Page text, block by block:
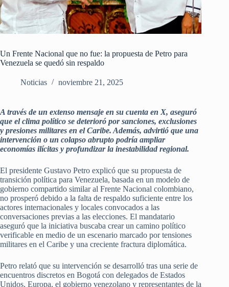
Un Frente Nacional que no fue: la propuesta de Petro para
Venezuela se quedó sin respaldo
Noticias noviembre 21, 2025
A través de un extenso mensaje en su cuenta en X, aseguró
que el clima político se deterioró por sanciones, exclusiones
y presiones militares en el Caribe. Además, advirtió que una
intervención o un colapso abrupto podría ampliar
economías ilícitas y profundizar la inestabilidad regional.
El presidente Gustavo Petro explicó que su propuesta de
transición política para Venezuela, basada en un modelo de
gobierno compartido similar al Frente Nacional colombiano,
no prosperó debido a la falta de respaldo suficiente entre los
actores internacionales y locales convocados a las
conversaciones previas a las elecciones. El mandatario
aseguró que la iniciativa buscaba crear un camino político
verificable en medio de un escenario marcado por tensiones
militares en el Caribe y una creciente fractura diplomática.
Petro relató que su intervención se desarrolló tras una serie de
encuentros discretos en Bogotá con delegados de Estados
Unidos, Europa, el gobierno venezolano y representantes de la